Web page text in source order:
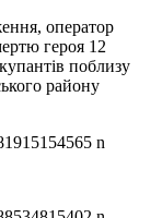
оператор
героя 12
поблизу
району